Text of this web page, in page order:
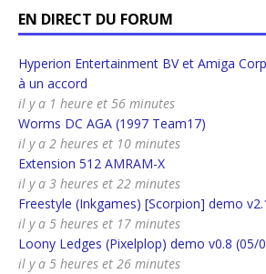
EN DIRECT DU FORUM
Hyperion Entertainment BV et Amiga
à un accord
il y a 1 heure et 56 minutes
Worms DC AGA (1997 Team17)
il y a 2 heures et 10 minutes
Extension 512 AMRAM-X
il y a 3 heures et 22 minutes
Freestyle (Inkgames) [Scorpion] demo
il y a 5 heures et 17 minutes
Loony Ledges (Pixelplop) demo v0.8 (05/
il y a 5 heures et 26 minutes